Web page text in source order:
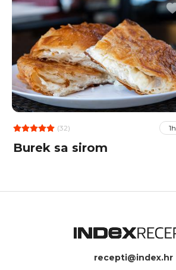
(32) 1h
Burek sa sirom
recepti@index.hr